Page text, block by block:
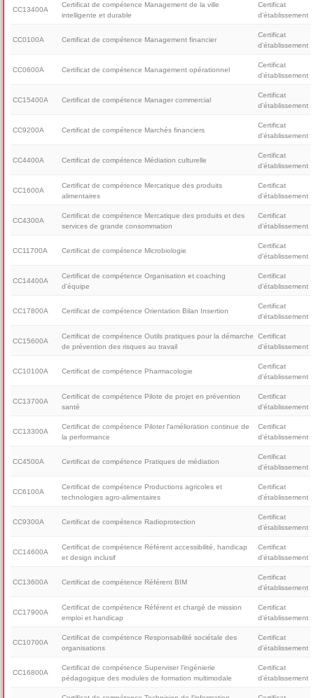
CC13400A
Certificat de compétence Management de la ville
intelligente et durable
Certificat
d'établissement
CC0100A Certificat de compétence Management financier
Certificat
d'établissement
CC0600A Certificat de compétence Management opérationnel
Certificat
d'établissement
CC15400A Certificat de compétence Manager commercial
Certificat
d'établissement
CC9200A Certificat de compétence Marchés financiers
Certificat
d'établissement
CC4400A Certificat de compétence Médiation culturelle
Certificat
d'établissement
CC1600A
Certificat de compétence Mercatique des produits
alimentaires
Certificat
d'établissement
CC4300A
Certificat de compétence Mercatique des produits et des
services de grande consommation
Certificat
d'établissement
CC11700A Certificat de compétence Microbiologie
Certificat
d'établissement
CC14400A
Certificat de compétence Organisation et coaching
d'équipe
Certificat
d'établissement
CC17800A Certificat de compétence Orientation Bilan Insertion
Certificat
d'établissement
CC15600A
Certificat de compétence Outils pratiques pour la démarche
de prévention des risques au travail
Certificat
d'établissement
CC10100A Certificat de compétence Pharmacologie
Certificat
d'établissement
CC13700A
Certificat de compétence Pilote de projet en prévention
santé
Certificat
d'établissement
CC13300A
Certificat de compétence Piloter l'amélioration continue de
la performance
Certificat
d'établissement
CC4500A Certificat de compétence Pratiques de médiation
Certificat
d'établissement
CC6100A
Certificat de compétence Productions agricoles et
technologies agro-alimentaires
Certificat
d'établissement
CC9300A Certificat de compétence Radioprotection
Certificat
d'établissement
CC14600A
Certificat de compétence Référent accessibilité, handicap
et design inclusif
Certificat
d'établissement
CC13600A Certificat de compétence Référent BIM
Certificat
d'établissement
CC17900A
Certificat de compétence Référent et chargé de mission
emploi et handicap
Certificat
d'établissement
CC10700A
Certificat de compétence Responsabilité sociétale des
organisations
Certificat
d'établissement
CC16800A
Certificat de compétence Superviser l'ingénierie
pédagogique des modules de formation multimodale
Certificat
d'établissement